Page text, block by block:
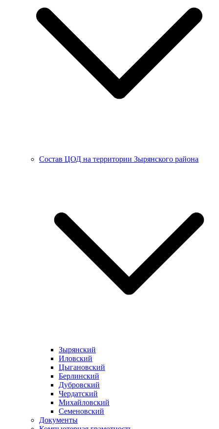
Состав ЦОД на территории Зырянского района
Зырянский
Иловский
Цыгановский
Берлинский
Дубровский
Чердатский
Михайловский
Семеновский
Документы